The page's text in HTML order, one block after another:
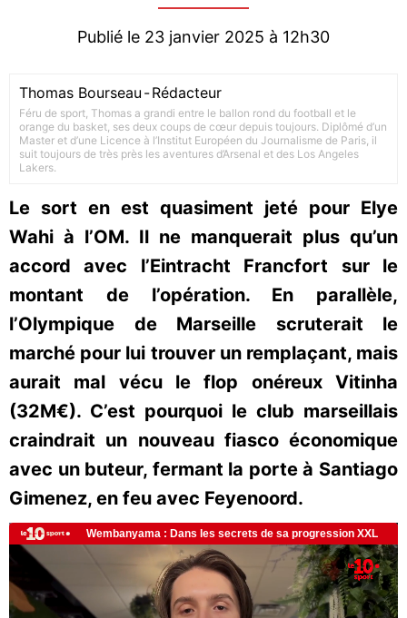
Publié le 23 janvier 2025 à 12h30
Thomas Bourseau -Rédacteur
Féru de sport, Thomas a grandi entre le ballon rond du football et le
orange du basket, ses deux coups de cœur depuis toujours. Diplômé d’un
Master et d’une Licence à l’Institut Européen du Journalisme de Paris, il
suit toujours de très près les aventures d’Arsenal et des Los Angeles
Lakers.
Le sort en est quasiment jeté pour Elye
Wahi à l’OM. Il ne manquerait plus qu’un
accord avec l’Eintracht Francfort sur le
montant de l’opération. En parallèle,
l’Olympique de Marseille scruterait le
marché pour lui trouver un remplaçant, mais
aurait mal vécu le flop onéreux Vitinha
(32M€). C’est pourquoi le club marseillais
craindrait un nouveau fiasco économique
avec un buteur, fermant la porte à Santiago
Gimenez, en feu avec Feyenoord.